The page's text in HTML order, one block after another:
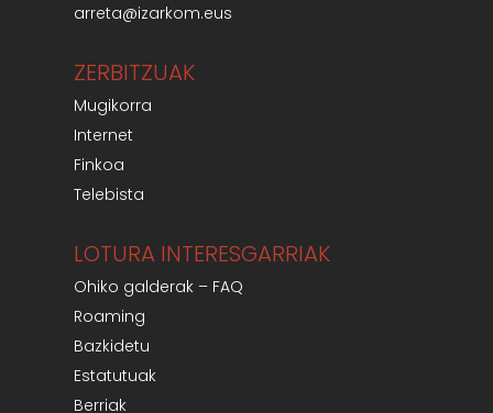
arreta@izarkom.eus
ZERBITZUAK
Mugikorra
Internet
Finkoa
Telebista
LOTURA INTERESGARRIAK
Ohiko galderak – FAQ
Roaming
Bazkidetu
Estatutuak
Berriak